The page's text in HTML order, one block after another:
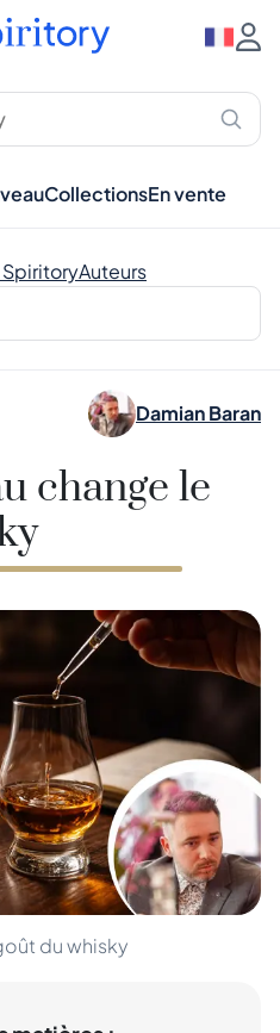
CollectionsEn vente
Auteurs
Damian Baran
change le
du whisky